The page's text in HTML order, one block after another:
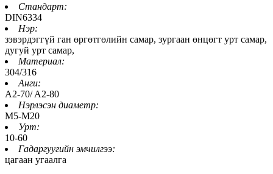
Стандарт:
DIN6334
Нэр:
зэвэрдэггүй ган өргөтгөлийн самар, зургаан өнцөгт урт самар,
дугуй урт самар,
Материал:
304/316
Анги:
A2-70/ A2-80
Нэрлэсэн диаметр:
M5-M20
Урт:
10-60
Гадаргуугийн эмчилгээ:
цагаан угаалга